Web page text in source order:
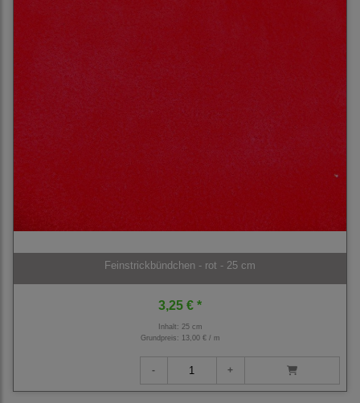
Feinstrickbündchen - rot - 25 cm
3,25 € *
Inhalt: 25 cm
Grundpreis: 13,00 € / m